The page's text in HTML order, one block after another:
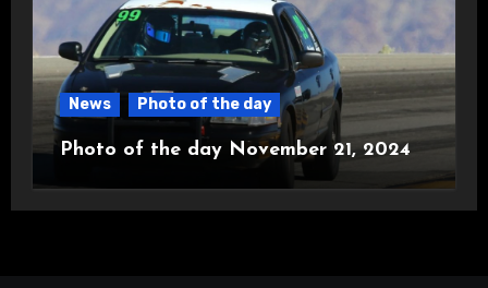
News Photo of the day
Photo of the day November 21, 2024